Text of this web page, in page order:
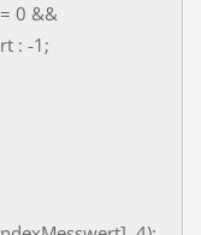
0 &&
: -1;